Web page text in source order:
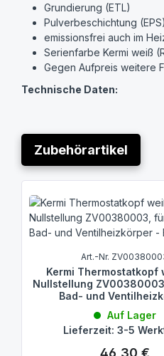
Grundierung (ETL)
Pulverbeschichtung (EPS)
emissionsfrei auch im
Serienfarbe Kermi weiß
Gegen Aufpreis weitere
Technische Daten:
Typ : 12
Wärmeleist. 75/65-20 :
Baulänge : 1800 mm
Bautiefe : 64 mm
Farbe : weiß
Ventilposition : links
Betriebsdruck : 10 bar
Abdeckung : mit
Heizkörperexponent :
Zubehörartikel
Art.-Nr.
Kermi Thermostatkopf
Nullstellung
Bad- und
Auf Lager
Lieferzeit: 3-5
Regulärer Preis:
46,30 €